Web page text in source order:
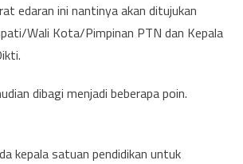
edaran ini nantinya akan ditujukan
Wali Kota/Pimpinan PTN dan Kepala
dibagi menjadi beberapa poin.
kepala satuan pendidikan untuk